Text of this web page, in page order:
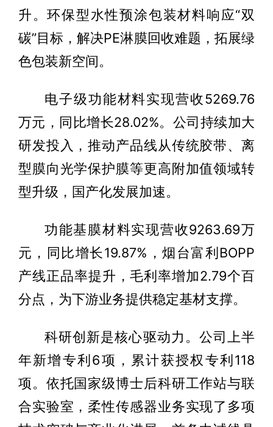
升。环保型水性预涂包装材料响应“双
碳”目标，解决PE淋膜回收难题，拓展绿
色包装新空间。
电子级功能材料实现营收5269.76
万元，同比增长28.02%。公司持续加大
研发投入，推动产品线从传统胶带、离
型膜向光学保护膜等更高附加值领域转
型升级，国产化发展加速。
功能基膜材料实现营收9263.69万
元，同比增长19.87%，烟台富利BOPP
产线正品率提升，毛利率增加2.79个百
分点，为下游业务提供稳定基材支撑。
科研创新是核心驱动力。公司上半
年新增专利6项，累计获授权专利118
项。依托国家级博士后科研工作站与联
合实验室，柔性传感器业务实现了多项